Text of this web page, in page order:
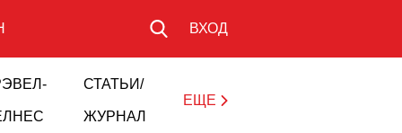
ВХОД
СТАТЬИ/
ЖУРНАЛ
ЕЩЕ